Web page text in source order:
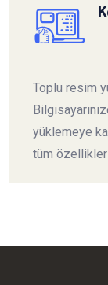
Toplu resim
yüklemeye
tüm